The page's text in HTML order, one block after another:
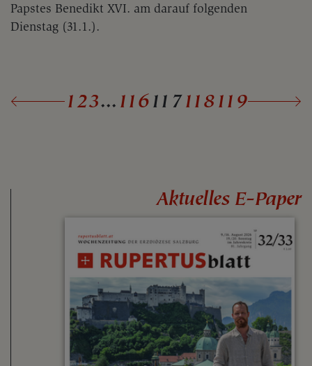
Papstes Benedikt XVI. am darauf folgenden
Dienstag (31.1.).
123... 116117118119
Aktuelles E-Paper